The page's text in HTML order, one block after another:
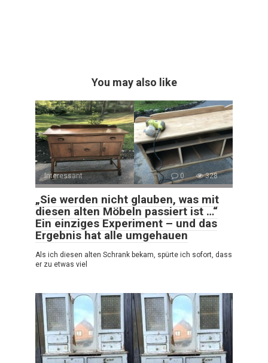
You may also like
Interessant 0 328
„Sie werden nicht glauben, was mit
diesen alten Möbeln passiert ist …“
Ein einziges Experiment – und das
Ergebnis hat alle umgehauen
Als ich diesen alten Schrank bekam, spürte ich sofort, dass
er zu etwas viel